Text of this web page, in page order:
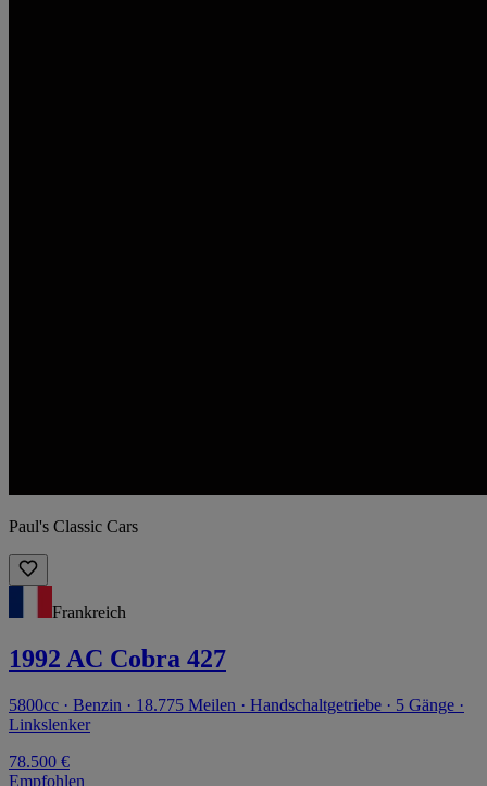
Paul's Classic Cars
Frankreich
1992 AC Cobra 427
5800cc · Benzin · 18.775 Meilen · Handschaltgetriebe · 5 Gänge ·
Linkslenker
78.500 €
Empfohlen